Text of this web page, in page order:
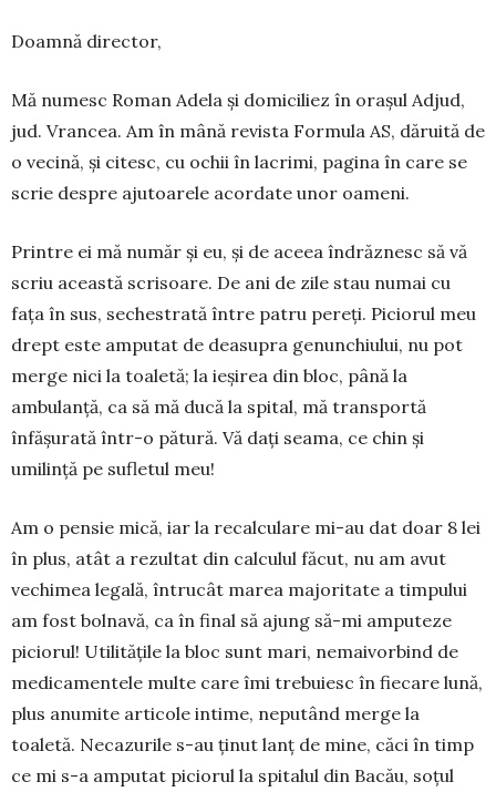
Doamnă director,
Mă numesc Roman Adela și domiciliez în orașul Adjud,
jud. Vrancea. Am în mână revista Formula AS, dăruită de
o vecină, și citesc, cu ochii în lacrimi, pagina în care se
scrie despre ajutoarele acordate unor oa­meni.
Printre ei mă nu­măr și eu, și de aceea îndrăznesc să vă
scriu această scri­soare. De ani de zile stau nu­mai cu
fața în sus, sechestrată între pa­tru pereți. Piciorul meu
drept este am­putat de deasupra ge­nunchiului, nu pot
merge nici la toaletă; la ieșirea din bloc, până la
ambulanță, ca să mă ducă la spital, mă transportă
înfășurată într-o pă­tură. Vă dați seama, ce chin și
umilință pe sufle­tul meu!
Am o pensie mică, iar la recalculare mi-au dat doar 8 lei
în plus, atât a rezultat din calculul făcut, nu am avut
vechimea legală, întrucât marea majo­ritate a timpului
am fost bolnavă, ca în final să ajung să-mi amputeze
piciorul! Utilitățile la bloc sunt mari, nemaivorbind de
medicamentele multe care îmi trebuiesc în fiecare lună,
plus anumite articole intime, neputând merge la
toaletă. Neca­zurile s-au ținut lanț de mine, căci în timp
ce mi s-a amputat piciorul la spitalul din Bacău, soțul